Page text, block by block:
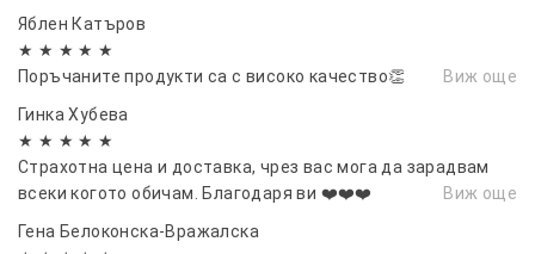
висока ниво.
Яблен Катъров
★ ★ ★ ★ ★
Поръчаните продукти са с високо качество👏
Виж още
Гинка Хубева
★ ★ ★ ★ ★
Страхотна цена и доставка, чрез вас мога да зарадвам
всеки когото обичам. Благодаря ви ❤️❤️❤️
Виж още
Гена Белоконска-Вражалска